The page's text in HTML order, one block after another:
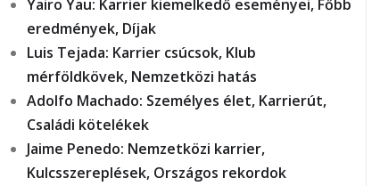
Yairo Yau: Karrier kiemelkedő eseményei, Főbb
eredmények, Díjak
Luis Tejada: Karrier csúcsok, Klub
mérföldkövek, Nemzetközi hatás
Adolfo Machado: Személyes élet, Karrierút,
Családi kötelékek
Jaime Penedo: Nemzetközi karrier,
Kulcsszereplések, Országos rekordok